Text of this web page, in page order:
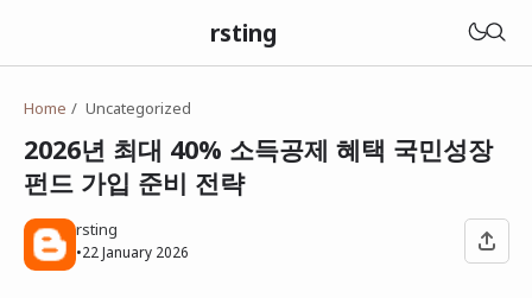
rsting
Home Uncategorized
2026년 최대 40% 소득공제 혜택 국민성장
펀드 가입 준비 전략
rsting
•22 January 2026